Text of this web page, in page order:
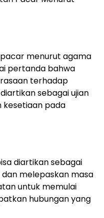
menurut agama
pertanda bahwa
terhadap
sebagai ujian
pada
diartikan sebagai
melepaskan masa
untuk memulai
hubungan yang